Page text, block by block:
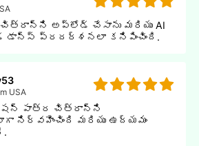
అప్లోడ్ చేసాను మరియు AI
డాన్స్ ప్రదర్శనలా కనిపించింది.
USA
పాత్ర చిత్రాన్ని
నిర్వహించింది మరియు ఉద్యమం